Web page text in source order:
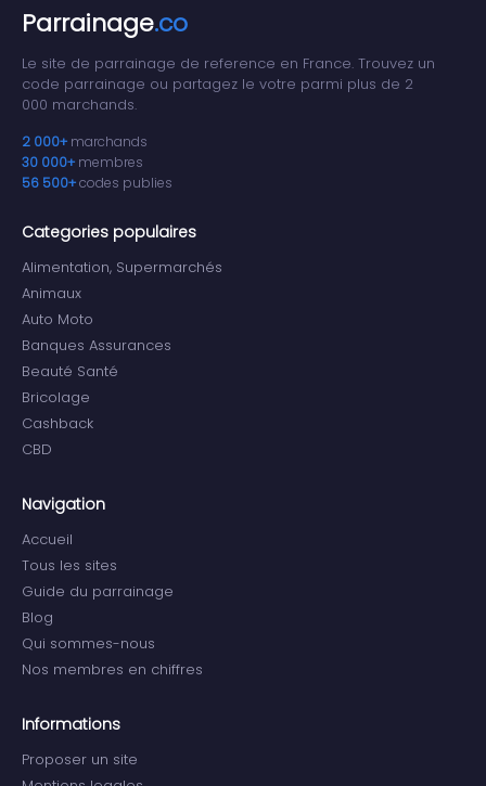
Parrainage.co
Le site de parrainage de reference en France. Trouvez un
code parrainage ou partagez le votre parmi plus de 2
000 marchands.
2 000+ marchands
30 000+ membres
56 500+codes publies
Categories populaires
Alimentation, Supermarchés
Animaux
Auto Moto
Banques Assurances
Beauté Santé
Bricolage
Cashback
CBD
Navigation
Accueil
Tous les sites
Guide du parrainage
Blog
Qui sommes-nous
Nos membres en chiffres
Informations
Proposer un site